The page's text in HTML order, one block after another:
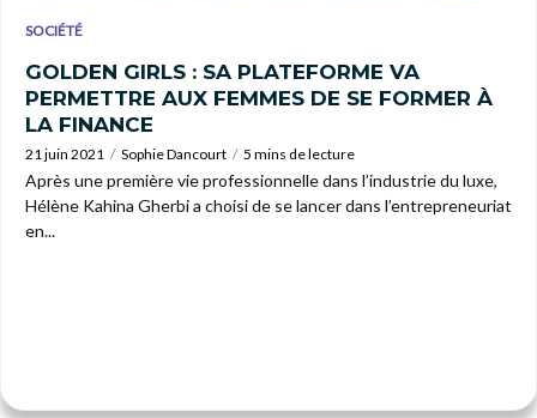
SOCIÉTÉ
GOLDEN GIRLS : SA PLATEFORME VA
PERMETTRE AUX FEMMES DE SE FORMER À
LA FINANCE
21 juin 2021 Sophie Dancourt 5 mins de lecture
Après une première vie professionnelle dans l’industrie du luxe,
Hélène Kahina Gherbi a choisi de se lancer dans l’entrepreneuriat
en...